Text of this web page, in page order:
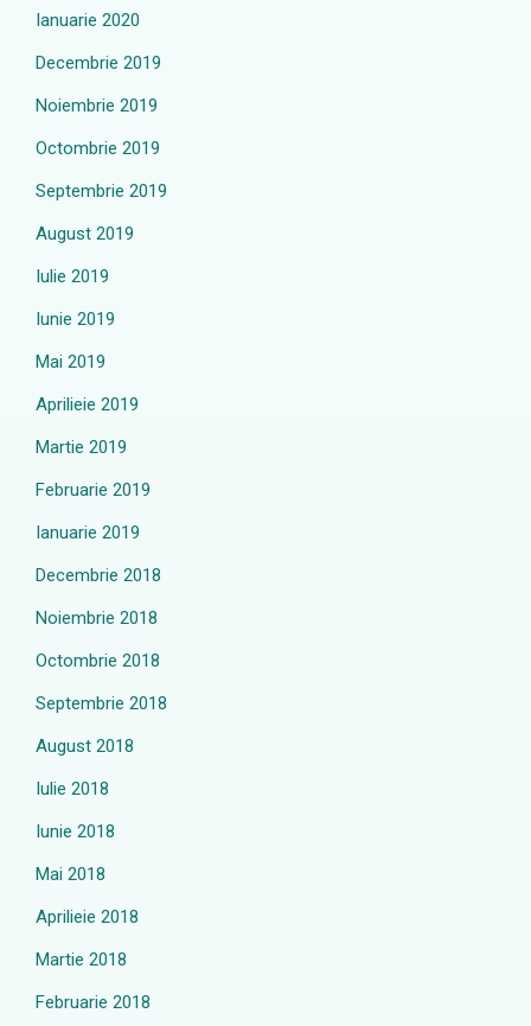
Ianuarie 2020
Decembrie 2019
Noiembrie 2019
Octombrie 2019
Septembrie 2019
August 2019
Iulie 2019
Iunie 2019
Mai 2019
Aprilieie 2019
Martie 2019
Februarie 2019
Ianuarie 2019
Decembrie 2018
Noiembrie 2018
Octombrie 2018
Septembrie 2018
August 2018
Iulie 2018
Iunie 2018
Mai 2018
Aprilieie 2018
Martie 2018
Februarie 2018